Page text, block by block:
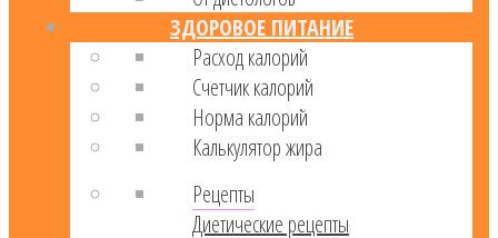
ЗДОРОВОЕ ПИТАНИЕ
Расход калорий
Cчетчик калорий
Норма калорий
Калькулятор жира
Рецепты
Диетические рецепты